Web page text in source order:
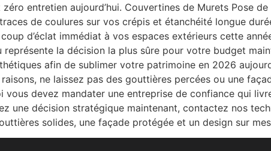
entretien aujourd’hui. Couvertines de Murets Pose
de coulures sur vos crépis et étanchéité longue
d’éclat immédiat à vos espaces extérieurs cette
la décision la plus sûre pour votre budget
afin de sublimer votre patrimoine en 2026
ne laissez pas des gouttières percées ou une
vous devez mandater une entreprise de confiance qui
une décision stratégique maintenant, contactez nos
solides, une façade protégée et un design sur